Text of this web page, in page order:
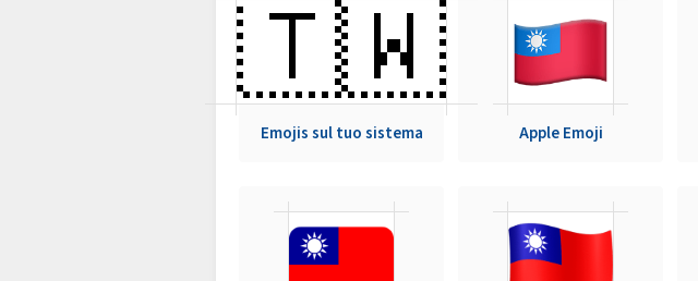
🇹🇼
Emojis sul tuo sistema Apple Emoji